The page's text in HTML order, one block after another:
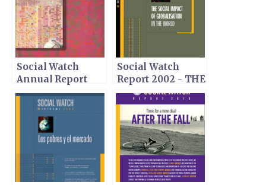
Social Watch
Annual Report
1998
Social Watch
Report 2002 - THE
SOCIAL IMPACT
OF
GLOBALISATION
IN THE WORLD